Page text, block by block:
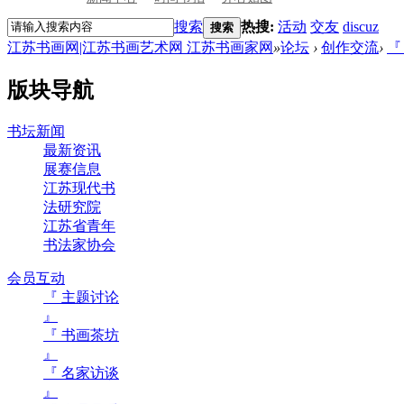
搜索 搜索 热搜: 活动 交友 discuz
江苏书画网|江苏书画艺术网 江苏书画家网 »论坛 › 创作交流›
版块导航
书坛新闻
最新资讯
展赛信息
江苏现代书
法研究院
江苏省青年
书法家协会
会员互动
『 主题讨论
』
『 书画茶坊
』
『 名家访谈
』